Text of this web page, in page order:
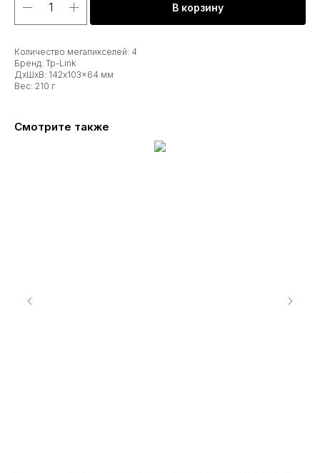
В корзину
Количество мегапикселей: 4
Бренд: Tp-Link
ДxШxВ: 142x103x64 мм
Вес: 210 г
Смотрите также